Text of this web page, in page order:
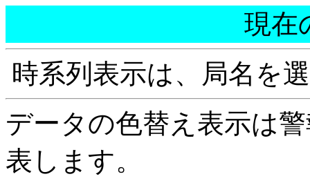
現在
時系列表示は、局名を
データの色替え表示は
表します。